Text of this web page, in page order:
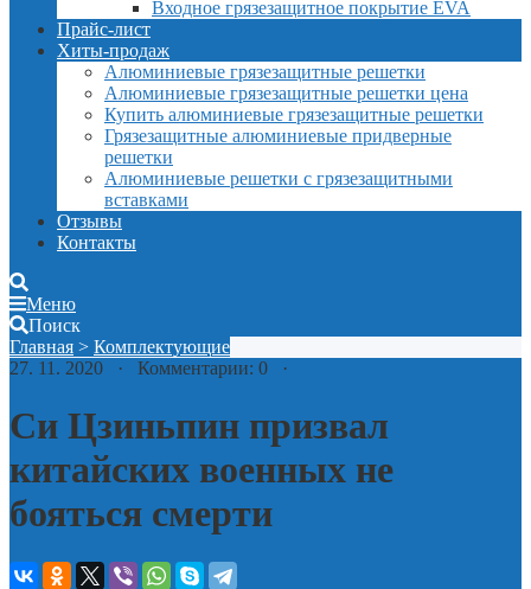
Входное грязезащитное покрытие EVA
Прайс-лист
Хиты-продаж
Алюминиевые грязезащитные решетки
Алюминиевые грязезащитные решетки цена
Купить алюминиевые грязезащитные решетки
Грязезащитные алюминиевые придверные
решетки
Алюминиевые решетки с грязезащитными
вставками
Отзывы
Контакты
Меню
Поиск
Главная > Комплектующие
27. 11. 2020 · Комментарии: 0 ·
Си Цзиньпин призвал
китайских военных не
бояться смерти